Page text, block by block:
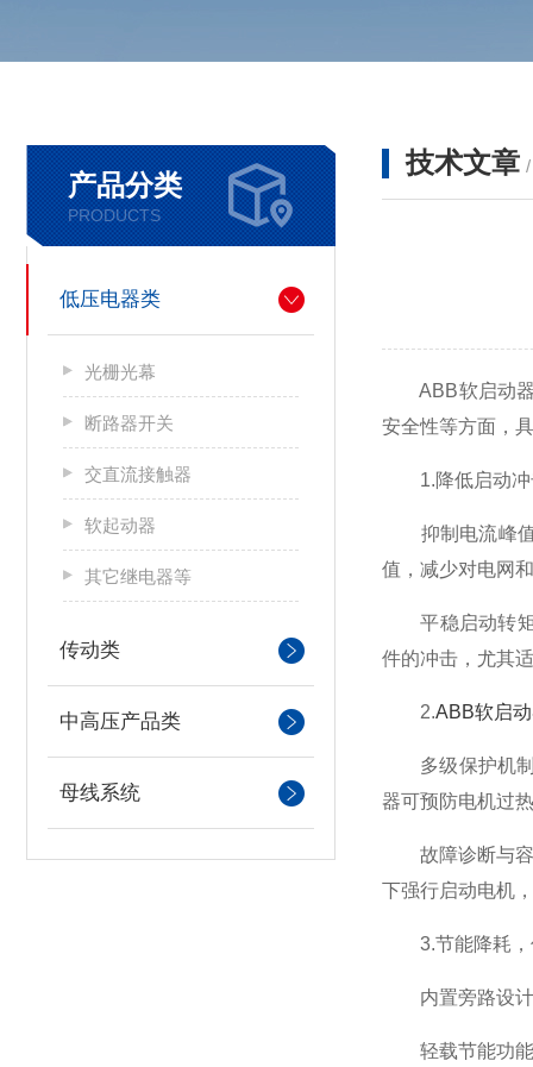
产品分类
PRODUCTS
低压电器类
光栅光幕
断路器开关
交直流接触器
软起动器
其它继电器等
传动类
中高压产品类
母线系统
技术文章
ABB软启动器
安全性等方面，
1.降低启动冲
抑制电流峰值
值，减少对电网
平稳启动转矩
件的冲击，尤其
2.ABB软启
多级保护机制
器可预防电机过
故障诊断与容
下强行启动电机
3.节能降耗，
内置旁路设计
轻载节能功能